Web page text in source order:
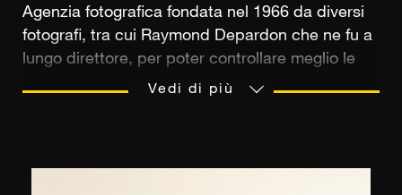
Agenzia fotografica fondata nel 1966 da diversi
fotografi, tra cui Raymond Depardon che ne fu a
lungo direttore, per poter controllare meglio le
loro immagini e i loro soggetti. Negli anni '70
Vedi di più